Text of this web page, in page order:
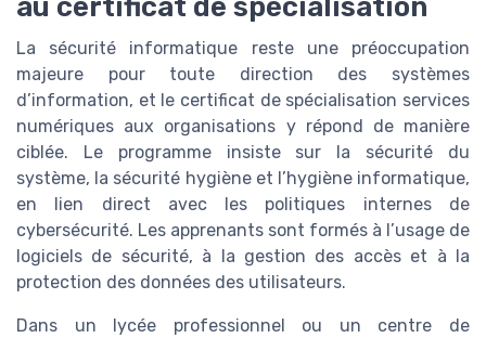
au certificat de spécialisation
La sécurité informatique reste une préoccupation
majeure pour toute direction des systèmes
d’information, et le certificat de spécialisation services
numériques aux organisations y répond de manière
ciblée. Le programme insiste sur la sécurité du
système, la sécurité hygiène et l’hygiène informatique,
en lien direct avec les politiques internes de
cybersécurité. Les apprenants sont formés à l’usage de
logiciels de sécurité, à la gestion des accès et à la
protection des données des utilisateurs.
Dans un lycée professionnel ou un centre de